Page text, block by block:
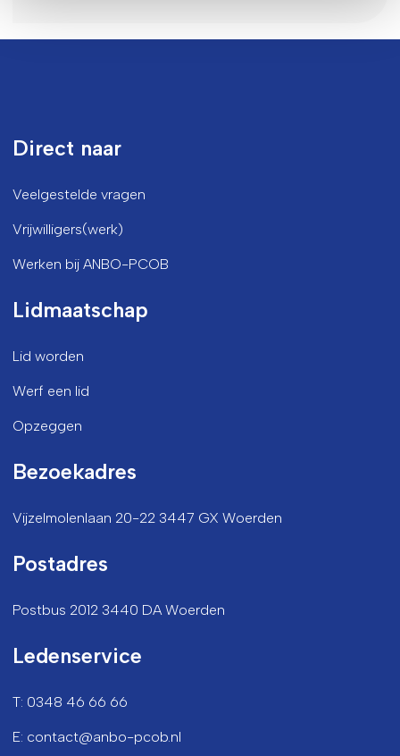
Direct naar
Veelgestelde vragen
Vrijwilligers(werk)
Werken bij ANBO-PCOB
Lidmaatschap
Lid worden
Werf een lid
Opzeggen
Bezoekadres
Vijzelmolenlaan 20-22 3447 GX Woerden
Postadres
Postbus 2012 3440 DA Woerden
Ledenservice
T: 0348 46 66 66
E: contact@anbo-pcob.nl